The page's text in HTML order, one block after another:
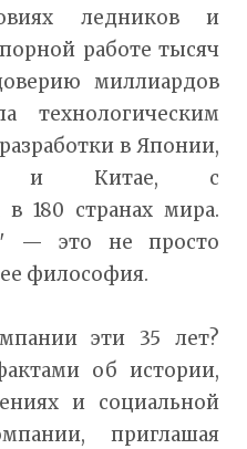
ледников и
работе тысяч
миллиардов
технологическим
в Японии,
и Китае, с
в 180 странах мира.
— это не просто
философия.
эти 35 лет?
об истории,
и социальной
приглашая